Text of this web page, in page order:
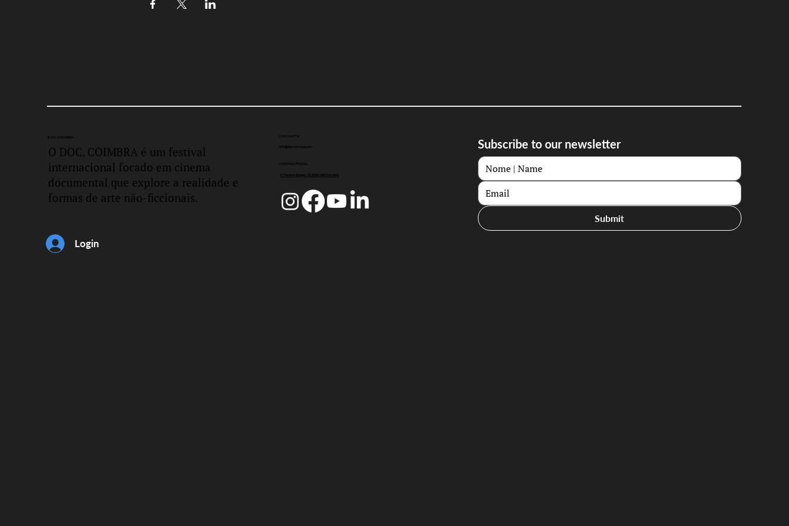
DOC. COIMBRA
O DOC. COIMBRA é um festival
internacional focado em cinema
documental que explore a realidade e
formas de arte não-ficcionais.
Login
CONTACTO
info@doccoimbra.com
MORADA FISCAL:
R. Ferreira Borges 15, 3000-180 Coimbra
Subscribe to our newsletter
Submit